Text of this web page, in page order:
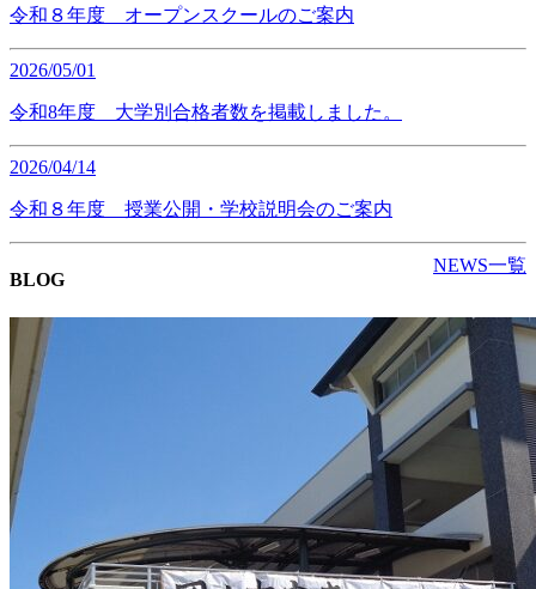
令和８年度 オープンスクールのご案内
2026/05/01
令和8年度 大学別合格者数を掲載しました。
2026/04/14
令和８年度 授業公開・学校説明会のご案内
NEWS一覧
BLOG